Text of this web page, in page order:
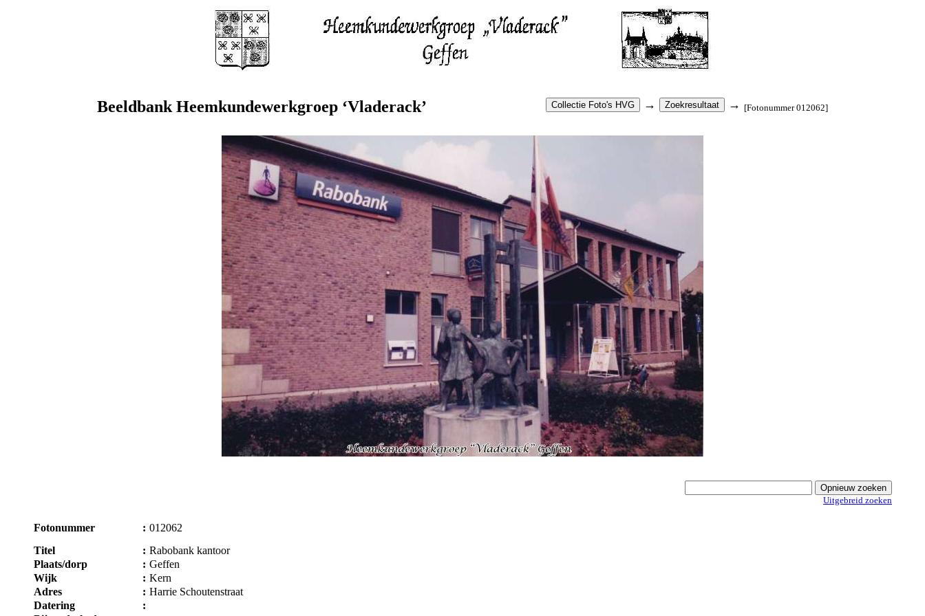
Beeldbank Heemkundewerkgroep ‘Vladerack’ → → [Fotonummer 012062]
Uitgebreid zoeken
Fotonummer : 012062
Titel
: Rabobank kantoor
Plaats/dorp
: Geffen
Wijk
: Kern
Adres
: Harrie Schoutenstraat
Datering
: